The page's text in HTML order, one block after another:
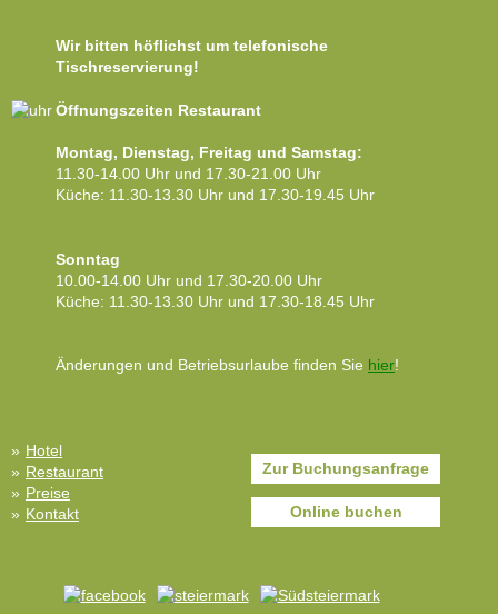
Wir bitten höflichst um telefonische
Tischreservierung!
Öffnungszeiten Restaurant
Montag, Dienstag, Freitag und Samstag:
11.30-14.00 Uhr und 17.30-21.00 Uhr
Küche: 11.30-13.30 Uhr und 17.30-19.45 Uhr
Sonntag
10.00-14.00 Uhr und 17.30-20.00 Uhr
Küche: 11.30-13.30 Uhr und 17.30-18.45 Uhr
Änderungen und Betriebsurlaube finden Sie hier!
Zur Buchungsanfrage
Online buchen
Hotel
Restaurant
Preise
Kontakt